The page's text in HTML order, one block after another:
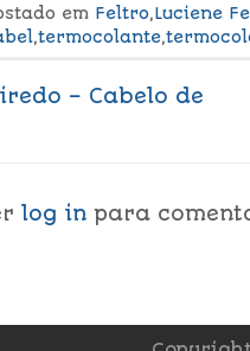
em Feltro,Luciene
,termocolante,
– Cabelo de
log in para